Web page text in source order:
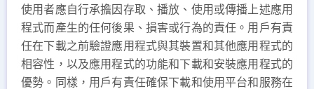
使用者應自行承擔因存取、播放、使用或傳播上述應用
程式而產生的任何後果、損害或行為的責任。用戶有責
任在下載之前驗證應用程式與其裝置和其他應用程式的
相容性，以及應用程式的功能和下載和安裝應用程式的
優勢。同樣，用戶有責任確保下載和使用平台和服務在